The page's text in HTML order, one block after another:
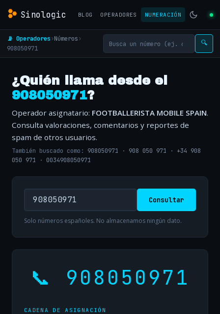
Sinologic BLOG OPERADORES NUMERACIÓN
📡 Operadores›Números›
908050971
🔍
¿Quién llama desde el
908050971?
Operador asignatario: FOOTBALLERISTA MOBILE SPAIN.
Consulta valoraciones, comentarios y reportes de
spam de otros usuarios.
También buscado como: 908050971 · 908 050 971 · +34 908
050 971 · 0034908050971
Consultar
Solo números españoles. No almacenamos ningún dato.
📞 908050971
CADENA DE ASIGNACIÓN